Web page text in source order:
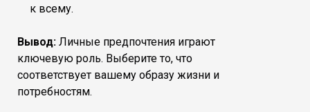
к всему.
Вывод: Личные предпочтения играют
ключевую роль. Выберите то, что
соответствует вашему образу жизни и
потребностям.